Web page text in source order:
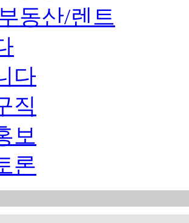
동산/렌트
다
직
보
론